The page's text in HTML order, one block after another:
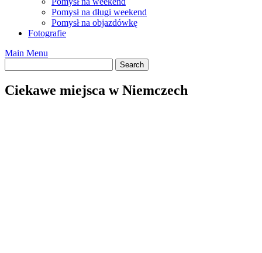
Pomysł na długi weekend
Pomysł na objazdówkę
Fotografie
Main Menu
Ciekawe miejsca w Niemczech